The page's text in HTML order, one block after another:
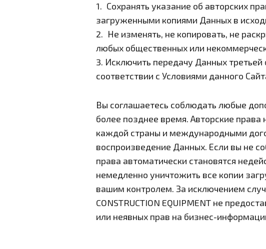
1. Сохранять указание об авторских
загруженными копиями Данных в
2. Не изменять, не копировать, не
любых общественных или
3. Исключить передачу Данных третьей
соответствии с Условиями данного
Вы соглашаетесь соблюдать любые
более позднее время. Авторские
каждой страны и международными
воспроизведение Данных. Если вы не
права автоматически становятся
немедленно уничтожить все копии
вашим контролем. За исключением
CONSTRUCTION EQUIPMENT не
или неявных прав на бизнес-